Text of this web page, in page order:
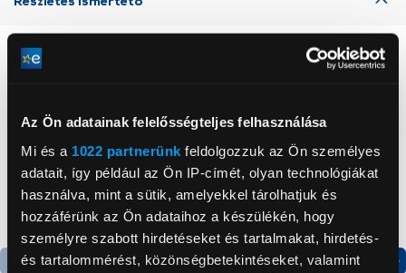
Az Ön adatainak felelősségteljes felhasználása
Mi és a 1022 partnerünk feldolgozzuk az Ön személyes
adatait, így például az Ön IP-címét, olyan technológiákat
használva, mint a sütik, amelyekkel tárolhatjuk és
hozzáférünk az Ön adataihoz a készülékén, hogy
személyre szabott hirdetéseket és tartalmakat, hirdetés-
és tartalommérést, közönségbetekintéseket, valamint